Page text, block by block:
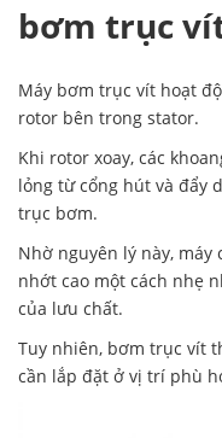
bơm trục
Máy bơm trục vít hoạt
rotor bên trong stator.
Khi rotor xoay, các
lỏng từ cổng hút và đẩy
trục bơm.
Nhờ nguyên lý này, máy
nhớt cao một cách nhẹ
của lưu chất.
Tuy nhiên, bơm trục vít
cần lắp đặt ở vị trí phù